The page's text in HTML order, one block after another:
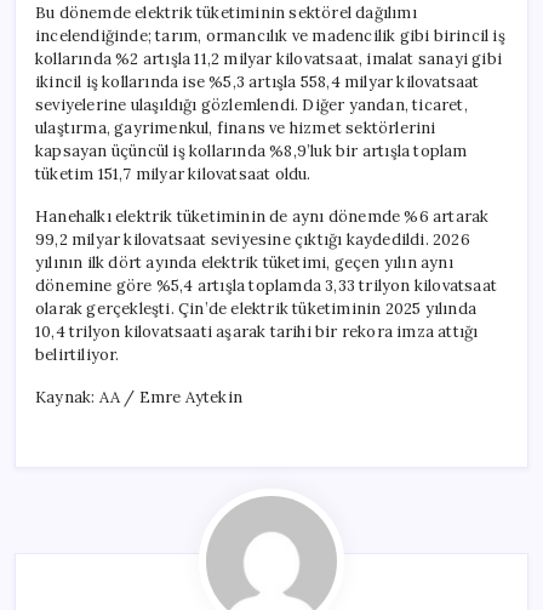
Bu dönemde elektrik tüketiminin sektörel dağılımı
incelendiğinde; tarım, ormancılık ve madencilik gibi birincil iş
kollarında %2 artışla 11,2 milyar kilovatsaat, imalat sanayi gibi
ikincil iş kollarında ise %5,3 artışla 558,4 milyar kilovatsaat
seviyelerine ulaşıldığı gözlemlendi. Diğer yandan, ticaret,
ulaştırma, gayrimenkul, finans ve hizmet sektörlerini
kapsayan üçüncül iş kollarında %8,9’luk bir artışla toplam
tüketim 151,7 milyar kilovatsaat oldu.
Hanehalkı elektrik tüketiminin de aynı dönemde %6 artarak
99,2 milyar kilovatsaat seviyesine çıktığı kaydedildi. 2026
yılının ilk dört ayında elektrik tüketimi, geçen yılın aynı
dönemine göre %5,4 artışla toplamda 3,33 trilyon kilovatsaat
olarak gerçekleşti. Çin’de elektrik tüketiminin 2025 yılında
10,4 trilyon kilovatsaati aşarak tarihi bir rekora imza attığı
belirtiliyor.
Kaynak: AA / Emre Aytekin